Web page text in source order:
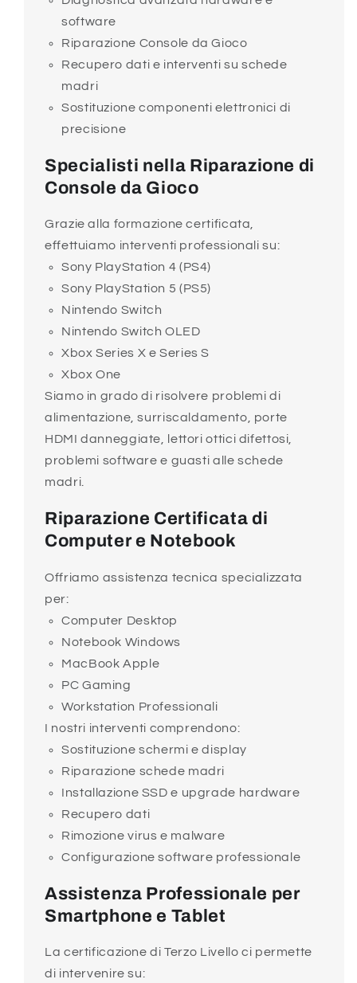
software
Riparazione Console da Gioco
Recupero dati e interventi su schede
madri
Sostituzione componenti elettronici di
precisione
Specialisti nella Riparazione di
Console da Gioco
Grazie alla formazione certificata,
effettuiamo interventi professionali su:
Sony PlayStation 4 (PS4)
Sony PlayStation 5 (PS5)
Nintendo Switch
Nintendo Switch OLED
Xbox Series X e Series S
Xbox One
Siamo in grado di risolvere problemi di
alimentazione, surriscaldamento, porte
HDMI danneggiate, lettori ottici difettosi,
problemi software e guasti alle schede
madri.
Riparazione Certificata di
Computer e Notebook
Offriamo assistenza tecnica specializzata
per:
Computer Desktop
Notebook Windows
MacBook Apple
PC Gaming
Workstation Professionali
I nostri interventi comprendono:
Sostituzione schermi e display
Riparazione schede madri
Installazione SSD e upgrade hardware
Recupero dati
Rimozione virus e malware
Configurazione software professionale
Assistenza Professionale per
Smartphone e Tablet
La certificazione di Terzo Livello ci permette
di intervenire su: